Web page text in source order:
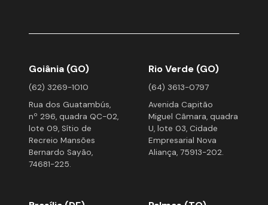
Goiânia (GO)
(62) 3269-1010
Rua dos Guatambús,
nº 296, quadra QC-02,
lote 09, Sítio de
Recreio Mansões
Bernardo Sayão,
74681-225.
Rio Verde (GO)
(64) 3613-0797
Avenida Capitão
Miguel Câmara, quadra
U, lote 03, Cidade
Empresarial Nova
Aliança, 75913-202.